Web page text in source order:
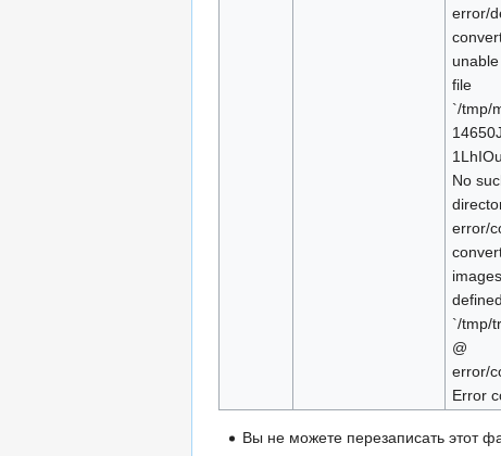
error/
file
`/tmp/
No
error/
images
defined
`/tmp/
@
error/
Error
Вы не можете перезаписать этот